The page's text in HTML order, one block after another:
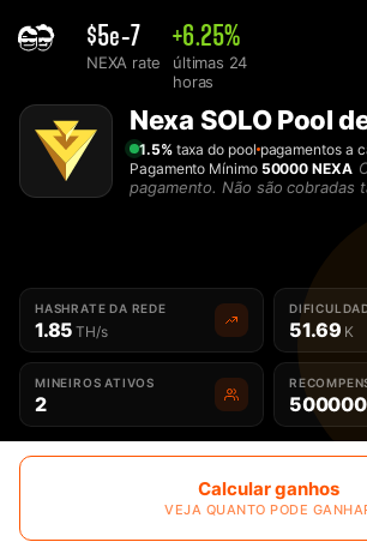
$5e-7
NEXA rate
+6.25%
últimas 24
horas
Home
Solo Pool de Nexa - 2Miners
Nexa SOLO Pool
1.5%taxa do pool pagamentos a
Pagamento Mínimo 50000 NEXA
pagamento. Não são cobradas
HASHRATE DA REDE
1.85 TH/s 51.69 K
MINEIROS ATIVOS
2
Calcular ganhos
VEJA QUANTO PODE